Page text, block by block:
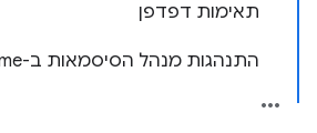
תאימות דפדפן
התנהגות מנהל הסיסמאות ב-Chrome